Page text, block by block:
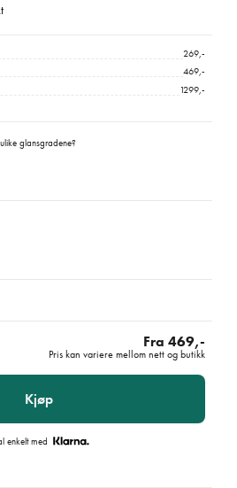
269,-
469,-
1299,-
glansgradene?
Fra 469,-
Pris kan variere mellom nett og butikk
Kjøp
enkelt med